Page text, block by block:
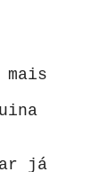
mais
já